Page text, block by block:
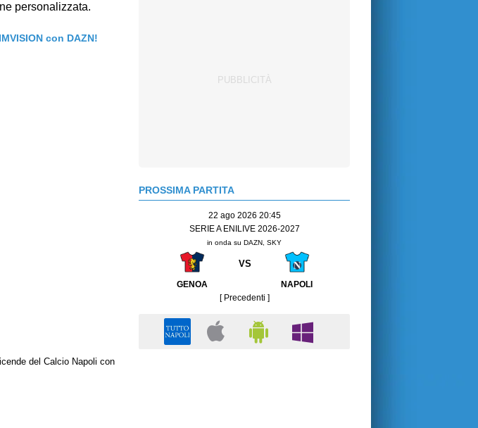
personalizzata.
con DAZN!
del Calcio Napoli con
PROSSIMA PARTITA
22 ago 2026 20:45
SERIE A ENILIVE 2026-2027
in onda su DAZN, SKY
VS
GENOA
NAPOLI
[ Precedenti ]